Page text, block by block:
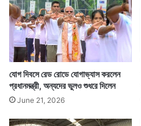
যোগ দিবসে রেড রোডে যোগাভ্যাস করলেন
প্রধানমন্ত্রী, অন্যদের ভুলও শুধরে দিলেন
June 21, 2026